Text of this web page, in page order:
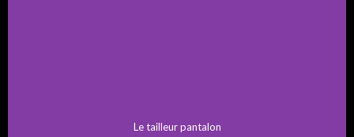
Le tailleur pantalon